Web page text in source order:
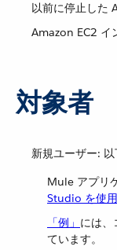
以前に停止した
Amazon EC2 イ
対象者
新規ユーザー:
Mule アプリ
Studio を使用
「例」 には、
ています。